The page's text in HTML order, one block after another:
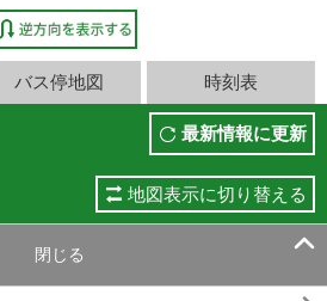
バス停地図 時刻表
最新情報に更新
地図表示に切り替える
閉じる 